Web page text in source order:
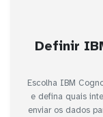
Definir
Escolha IBM
e defina quais
enviar os dados